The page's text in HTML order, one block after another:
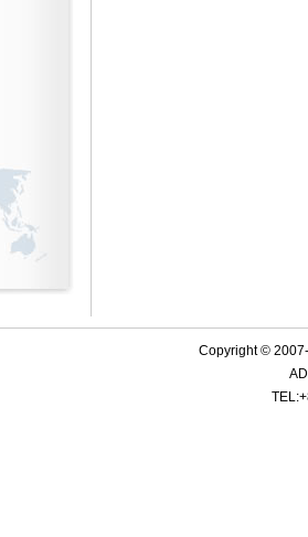
Copyright ©